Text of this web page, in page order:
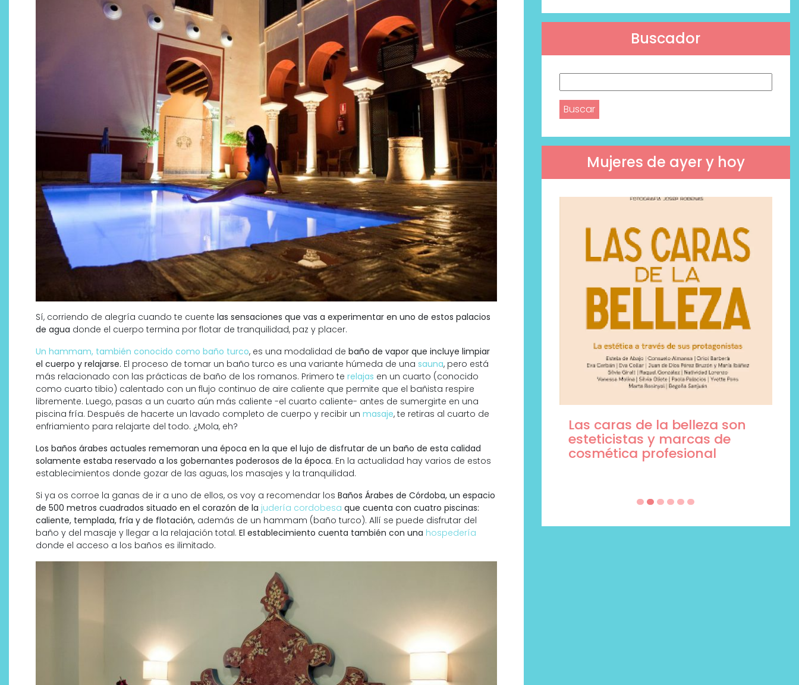
Sí, corriendo de alegría cuando te cuente las sensaciones que vas a experimentar en uno de estos palacios
de agua donde el cuerpo termina por flotar de tranquilidad, paz y placer.
Un hammam, también conocido como baño turco, es una modalidad de baño de vapor que incluye limpiar
el cuerpo y relajarse. El proceso de tomar un baño turco es una variante húmeda de una sauna, pero está
más relacionado con las prácticas de baño de los romanos. Primero te relajas en un cuarto (conocido
como cuarto tibio) calentado con un flujo continuo de aire caliente que permite que el bañista respire
libremente. Luego, pasas a un cuarto aún más caliente -el cuarto caliente- antes de sumergirte en una
piscina fría. Después de hacerte un lavado completo de cuerpo y recibir un masaje, te retiras al cuarto de
enfriamiento para relajarte del todo. ¿Mola, eh?
Los baños árabes actuales rememoran una época en la que el lujo de disfrutar de un baño de esta calidad
solamente estaba reservado a los gobernantes poderosos de la época. En la actualidad hay varios de estos
establecimientos donde gozar de las aguas, los masajes y la tranquilidad.
Si ya os corroe la ganas de ir a uno de ellos, os voy a recomendar los Baños Árabes de Córdoba, un espacio
de 500 metros cuadrados situado en el corazón de la judería cordobesa que cuenta con cuatro piscinas:
caliente, templada, fría y de flotación, además de un hammam (baño turco). Allí se puede disfrutar del
baño y del masaje y llegar a la relajación total. El establecimiento cuenta también con una hospedería
donde el acceso a los baños es ilimitado.
Buscador
Mujeres de ayer y hoy
¿Qué revelan las zapatillas
sobre la nueva era del
objeto-artista?
Labeau Organic continúa
del bienestar
Las caras de la belleza son
esteticistas y marcas de
cosmética profesional